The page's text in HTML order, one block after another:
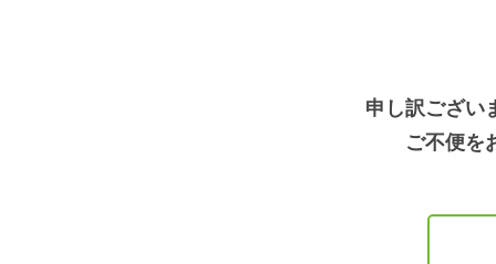
申し訳ござい
ご不便を